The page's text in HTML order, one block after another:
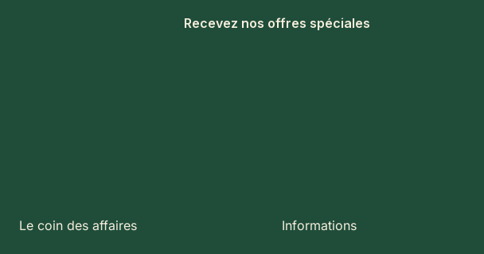
Recevez nos offres spéciales
Le coin des affaires Informations